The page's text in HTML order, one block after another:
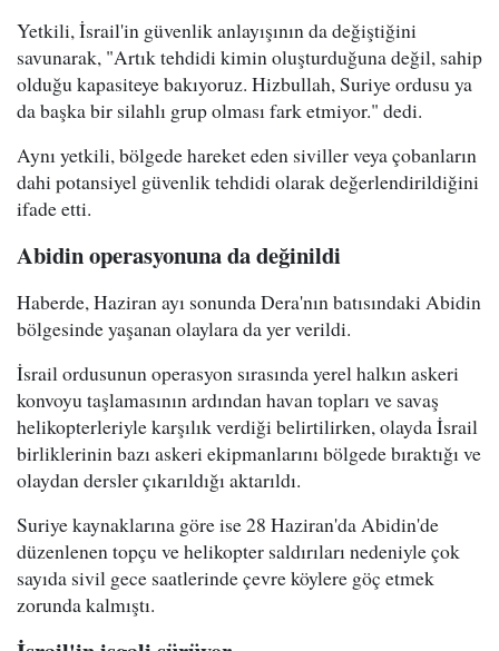
Yetkili, İsrail'in güvenlik anlayışının da değiştiğini
savunarak, "Artık tehdidi kimin oluşturduğuna değil, sahip
olduğu kapasiteye bakıyoruz. Hizbullah, Suriye ordusu ya
da başka bir silahlı grup olması fark etmiyor." dedi.
Aynı yetkili, bölgede hareket eden siviller veya çobanların
dahi potansiyel güvenlik tehdidi olarak değerlendirildiğini
ifade etti.
Abidin operasyonuna da değinildi
Haberde, Haziran ayı sonunda Dera'nın batısındaki Abidin
bölgesinde yaşanan olaylara da yer verildi.
İsrail ordusunun operasyon sırasında yerel halkın askeri
konvoyu taşlamasının ardından havan topları ve savaş
helikopterleriyle karşılık verdiği belirtilirken, olayda İsrail
birliklerinin bazı askeri ekipmanlarını bölgede bıraktığı ve
olaydan dersler çıkarıldığı aktarıldı.
Suriye kaynaklarına göre ise 28 Haziran'da Abidin'de
düzenlenen topçu ve helikopter saldırıları nedeniyle çok
sayıda sivil gece saatlerinde çevre köylere göç etmek
zorunda kalmıştı.